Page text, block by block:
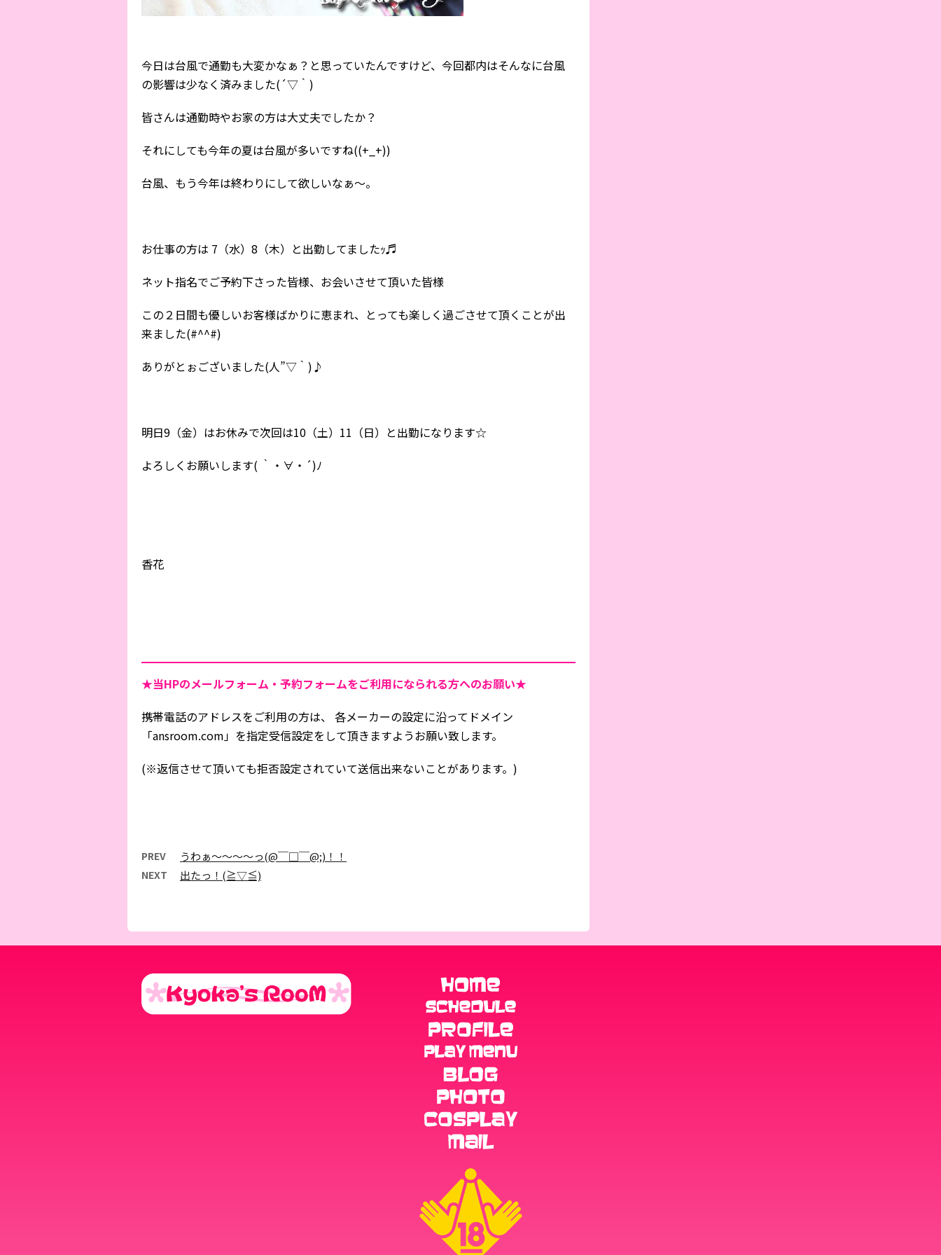
今日は台風で通勤も大変かなぁ？と思っていたんですけど、今回都内はそんなに台風
の影響は少なく済みました(´▽｀)
皆さんは通勤時やお家の方は大丈夫でしたか？
それにしても今年の夏は台風が多いですね((+_+))
台風、もう今年は終わりにして欲しいなぁ～。
お仕事の方は 7（水）8（木）と出勤してましたｯ♬
ネット指名でご予約下さった皆様、お会いさせて頂いた皆様
この２日間も優しいお客様ばかりに恵まれ、とっても楽しく過ごさせて頂くことが出
来ました(#^^#)
ありがとぉございました(人”▽｀)♪
明日9（金）はお休みで次回は10（土）11（日）と出勤になります☆
よろしくお願いします( ｀・∀・´)ﾉ
香花
★当HPのメールフォーム・予約フォームをご利用になられる方へのお願い★
携帯電話のアドレスをご利用の方は、 各メーカーの設定に沿ってドメイン
「ansroom.com」を指定受信設定をして頂きますようお願い致します。
(※返信させて頂いても拒否設定されていて送信出来ないことがあります。)
PREV うわぁ～～～～っ(@￣□￣@;)！！
NEXT 出たっ！(≧▽≦)